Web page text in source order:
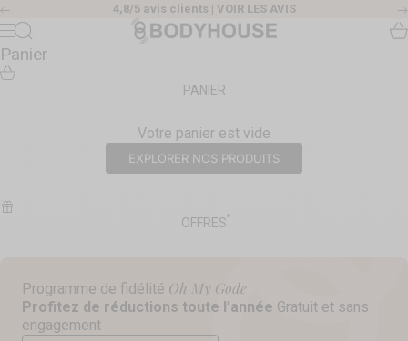
Passer au contenu
Précédent 4,8/5 avis clients | VOIR LES AVIS
Body House
Menu
Recherche
Panier
PANIER
Votre panier est vide
EXPLORER NOS PRODUITS
OFFRES
Programme de fidélité Oh My Gode
Profitez de réductions toute l’année Gratuit et sans
engagement